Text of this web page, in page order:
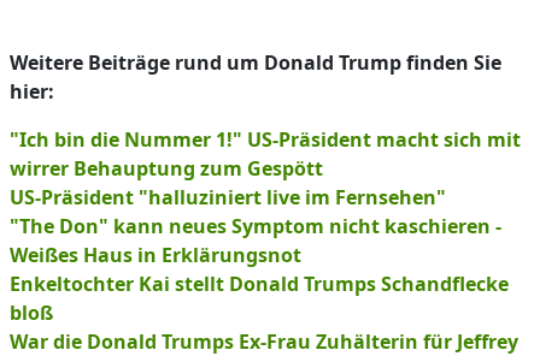
Weitere Beiträge rund um Donald Trump finden Sie
hier:
"Ich bin die Nummer 1!" US-Präsident macht sich mit
wirrer Behauptung zum Gespött
US-Präsident "halluziniert live im Fernsehen"
"The Don" kann neues Symptom nicht kaschieren -
Weißes Haus in Erklärungsnot
Enkeltochter Kai stellt Donald Trumps Schandflecke
bloß
War die Donald Trumps Ex-Frau Zuhälterin für Jeffrey